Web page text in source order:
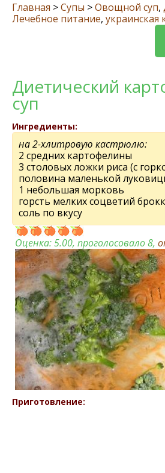
Главная >Супы >Овощной суп,
Лечебное питание, украинская
Диетический
суп
Ингредиенты:
на 2-хлитровую кастрюлю:
2 средних картофелины
3 столовых ложки риса (с
половина маленькой
1 небольшая морковь
горсть мелких соцветий
соль по вкусу
Оценка:5.00, проголосовало 8,
Приготовление: